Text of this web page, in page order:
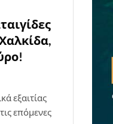
εξαιτίας
επόμενες